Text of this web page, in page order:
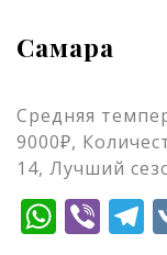
Самара
Средняя
9000₽,
14, Лучший